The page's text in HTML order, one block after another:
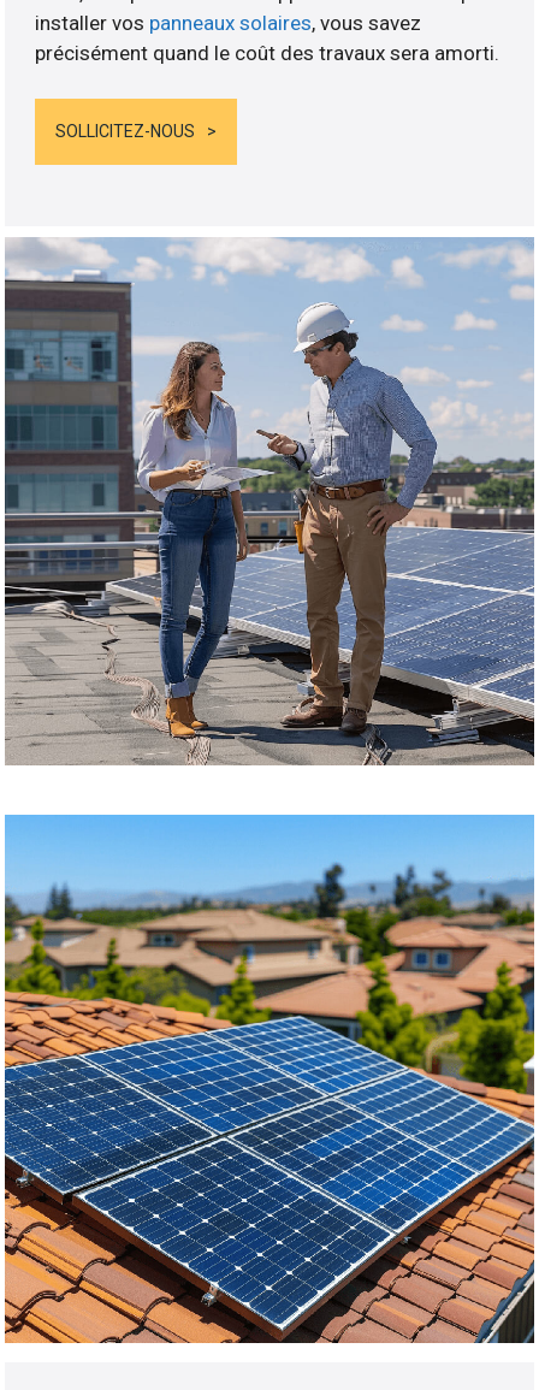
installer vos panneaux solaires, vous savez
précisément quand le coût des travaux sera amorti.
SOLLICITEZ-NOUS